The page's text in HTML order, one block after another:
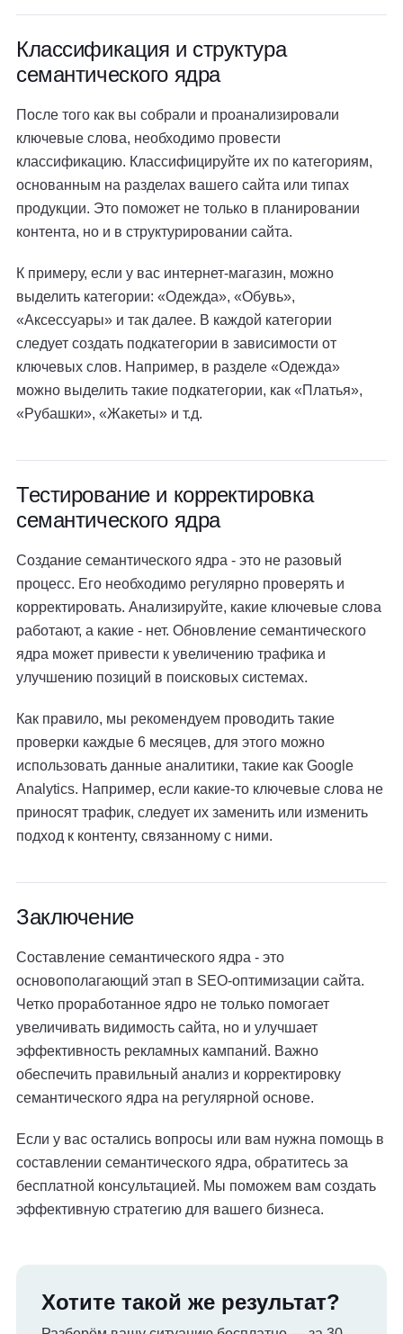
Классификация и структура
семантического ядра
После того как вы собрали и проанализировали
ключевые слова, необходимо провести
классификацию. Классифицируйте их по категориям,
основанным на разделах вашего сайта или типах
продукции. Это поможет не только в планировании
контента, но и в структурировании сайта.
К примеру, если у вас интернет-магазин, можно
выделить категории: «Одежда», «Обувь»,
«Аксессуары» и так далее. В каждой категории
следует создать подкатегории в зависимости от
ключевых слов. Например, в разделе «Одежда»
можно выделить такие подкатегории, как «Платья»,
«Рубашки», «Жакеты» и т.д.
Тестирование и корректировка
семантического ядра
Создание семантического ядра - это не разовый
процесс. Его необходимо регулярно проверять и
корректировать. Анализируйте, какие ключевые слова
работают, а какие - нет. Обновление семантического
ядра может привести к увеличению трафика и
улучшению позиций в поисковых системах.
Как правило, мы рекомендуем проводить такие
проверки каждые 6 месяцев, для этого можно
использовать данные аналитики, такие как Google
Analytics. Например, если какие-то ключевые слова не
приносят трафик, следует их заменить или изменить
подход к контенту, связанному с ними.
Заключение
Составление семантического ядра - это
основополагающий этап в SEO-оптимизации сайта.
Четко проработанное ядро не только помогает
увеличивать видимость сайта, но и улучшает
эффективность рекламных кампаний. Важно
обеспечить правильный анализ и корректировку
семантического ядра на регулярной основе.
Если у вас остались вопросы или вам нужна помощь в
составлении семантического ядра, обратитесь за
бесплатной консультацией. Мы поможем вам создать
эффективную стратегию для вашего бизнеса.
Хотите такой же результат?